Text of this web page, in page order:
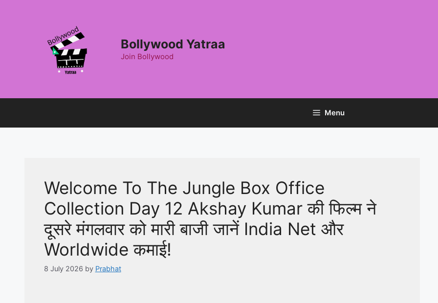
Bollywood Yatraa
Join Bollywood
Menu
Welcome To The Jungle Box Office
Collection Day 12 Akshay Kumar की फिल्म ने
दूसरे मंगलवार को मारी बाजी जानें India Net और
Worldwide कमाई!
8 July 2026 by Prabhat